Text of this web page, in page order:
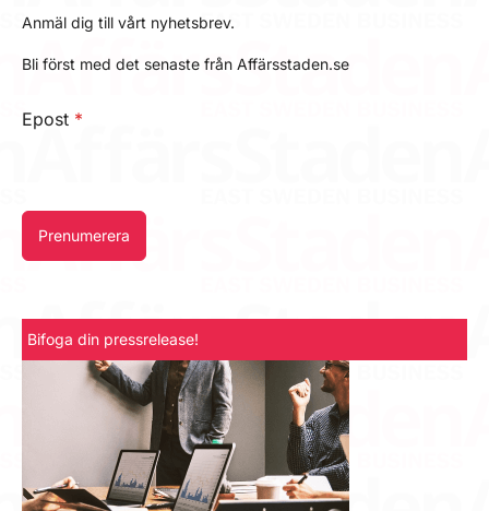
Anmäl dig till vårt nyhetsbrev.
Bli först med det senaste från Affärsstaden.se
Epost *
Prenumerera
Bifoga din pressrelease!